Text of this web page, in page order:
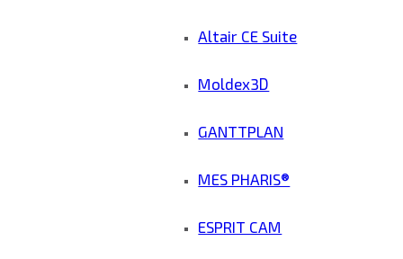
Altair CE Suite
Moldex3D
GANTTPLAN
MES PHARIS®
ESPRIT CAM